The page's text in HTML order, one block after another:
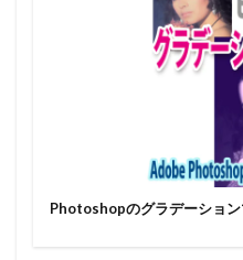
Photoshopのグラデーショ